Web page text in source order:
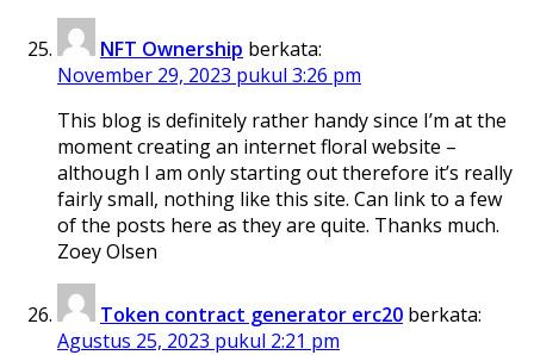
NFT Ownership berkata:
November 29, 2023 pukul 3:26 pm
This blog is definitely rather handy since I’m at the
moment creating an internet floral website –
although I am only starting out therefore it’s really
fairly small, nothing like this site. Can link to a few
of the posts here as they are quite. Thanks much.
Zoey Olsen
Token contract generator erc20 berkata:
Agustus 25, 2023 pukul 2:21 pm